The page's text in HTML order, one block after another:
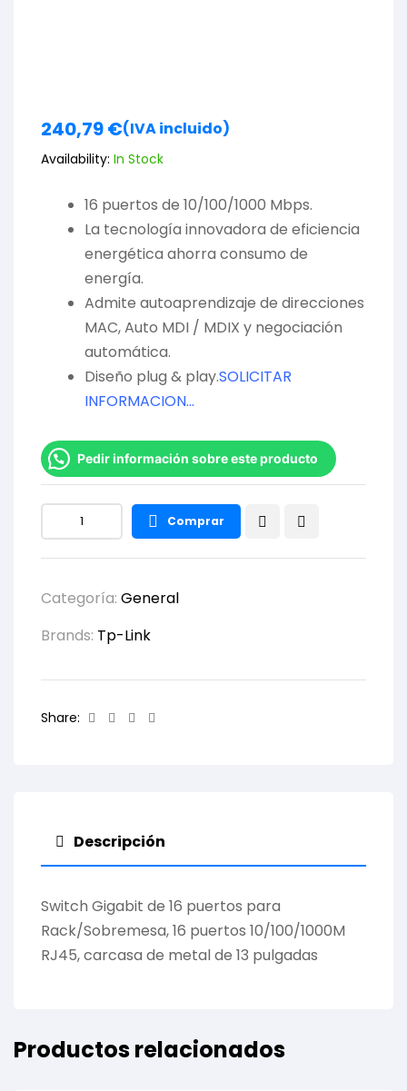
240,79€(IVA incluido)
Availability: In Stock
16 puertos de 10/100/1000 Mbps.
La tecnología innovadora de eficiencia
energética ahorra consumo de
energía.
Admite autoaprendizaje de direcciones
MAC, Auto MDI / MDIX y negociación
automática.
Diseño plug & play.SOLICITAR
INFORMACION…
Pedir información sobre este producto
Comprar
Categoría: General
Brands: Tp-Link
Share: Facebook
TwitterLinkedin
Descripción
Switch Gigabit de 16 puertos para
Rack/Sobremesa, 16 puertos 10/100/1000M
RJ45, carcasa de metal de 13 pulgadas
Productos relacionados